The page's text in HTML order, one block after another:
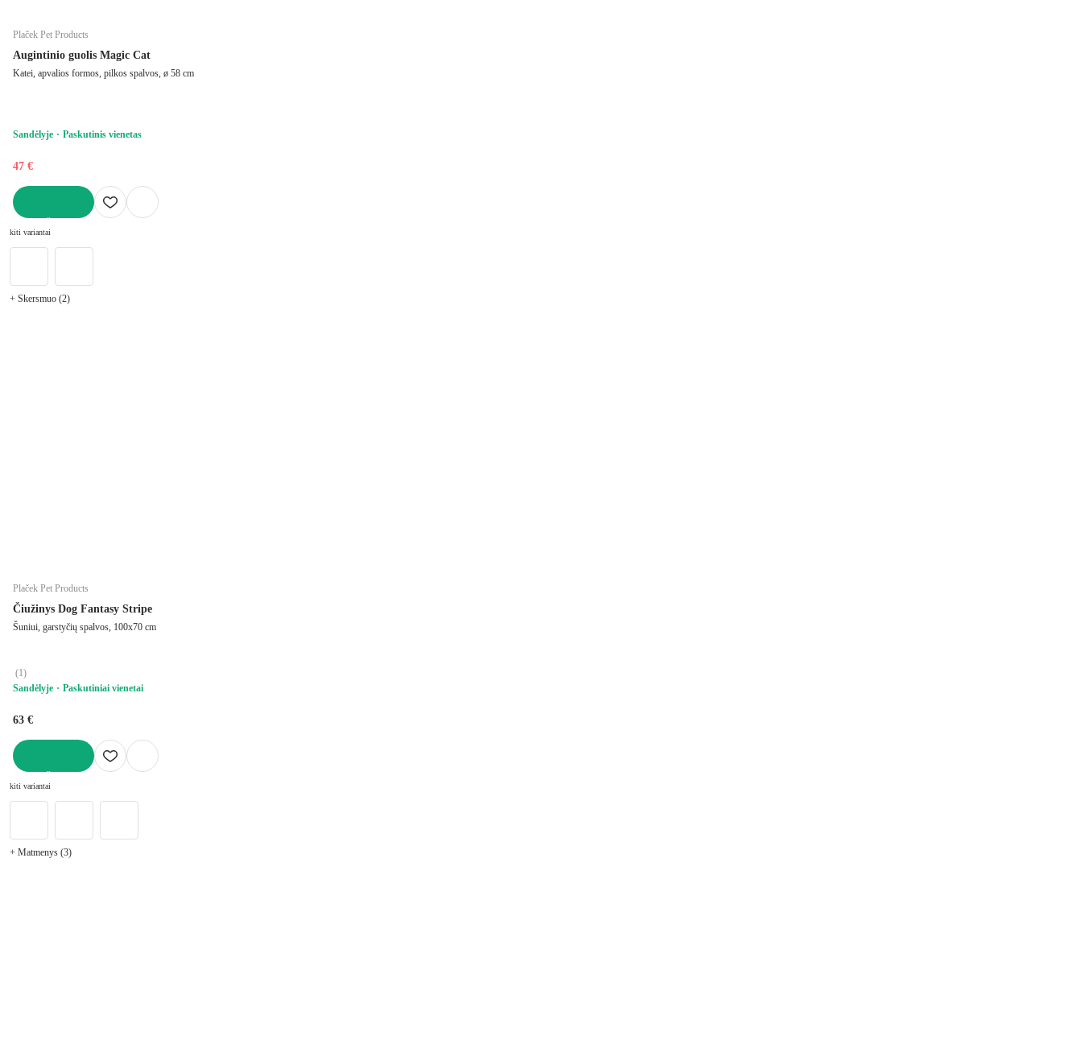
Plaček Pet Products
Augintinio guolis Magic Cat
Katei, apvalios formos, pilkos spalvos, ø 58 cm
Sandėlyje Paskutinis vienetas
47 €
kiti variantai
+ Skersmuo (2)
Plaček Pet Products
Čiužinys Dog Fantasy Stripe
Šuniui, garstyčių spalvos, 100x70 cm
(1)
Sandėlyje
Paskutiniai vienetai
63 €
kiti variantai
+ Matmenys (3)